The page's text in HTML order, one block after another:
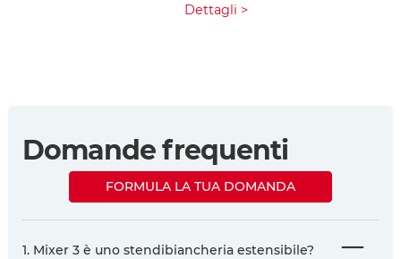
Dettagli >
Domande frequenti
FORMULA LA TUA DOMANDA
1. Mixer 3 è uno stendibiancheria estensibile?